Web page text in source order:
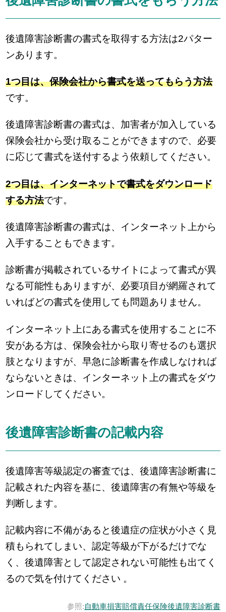
後遺障害診断書の書式を取得する方法は2パター
ンあります。
1つ目は、保険会社から書式を送ってもらう方法
です。
後遺障害診断書の書式は、加害者が加入している
保険会社から受け取ることができますので、必要
に応じて書式を送付するよう依頼してください。
2つ目は、インターネットで書式をダウンロード
する方法です。
後遺障害診断書の書式は、インターネット上から
入手することもできます。
診断書が掲載されているサイトによって書式が異
なる可能性もありますが、必要項目が網羅されて
いればどの書式を使用しても問題ありません。
インターネット上にある書式を使用することに不
安がある方は、保険会社から取り寄せるのも選択
肢となりますが、早急に診断書を作成しなければ
ならないときは、インターネット上の書式をダウ
ンロードしてください。
後遺障害診断書の記載内容
後遺障害等級認定の審査では、後遺障害診断書に
記載された内容を基に、後遺障害の有無や等級を
判断します。
記載内容に不備があると後遺症の症状が小さく見
積もられてしまい、認定等級が下がるだけでな
く、後遺障害として認定されない可能性も出てく
るので気を付けてください 。
参照:自動車損害賠償責任保険後遺障害診断書